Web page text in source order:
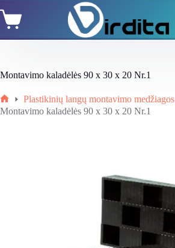
to
content
Shopping
cart
Montavimo kaladėlės 90 x 30 x 20 Nr.1
Home
Plastikinių langų montavimo medžiagos
Montavimo kaladėlės 90 x 30 x 20 Nr.1